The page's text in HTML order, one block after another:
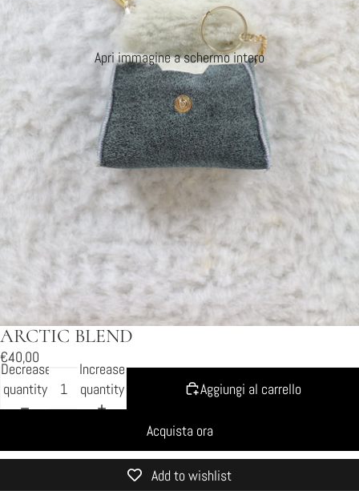
Apri immagine a schermo intero
ARCTIC BLEND
€40,00
Decrease
quantity
Increase
quantity
Aggiungi al carrello
Acquista ora
Add to wishlist